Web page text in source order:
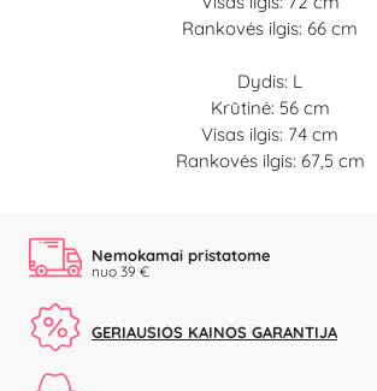
Rankovės ilgis: 66 cm
Dydis: L
Krūtinė: 56 cm
Visas ilgis: 74 cm
Rankovės ilgis: 67,5 cm
Nemokamai pristatome
nuo 39 €
GERIAUSIOS KAINOS GARANTIJA